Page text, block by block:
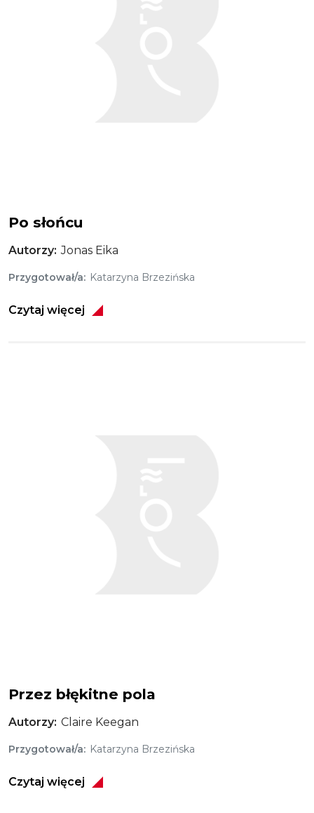
Po słońcu
Autorzy Jonas Eika
Przygotował/a Katarzyna Brzezińska
Czytaj więcej
Przez błękitne pola
Autorzy Claire Keegan
Przygotował/a Katarzyna Brzezińska
Czytaj więcej